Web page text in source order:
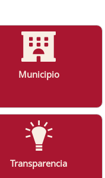
Municipio
Transparencia